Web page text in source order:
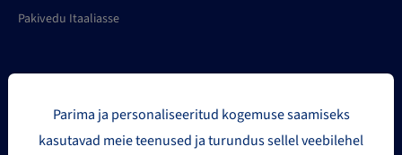
Pakivedu Itaaliasse
Paki mahukaalu kalkulaator
Parima ja personaliseeritud kogemuse saamiseks
kasutavad meie teenused ja turundus sellel veebilehel